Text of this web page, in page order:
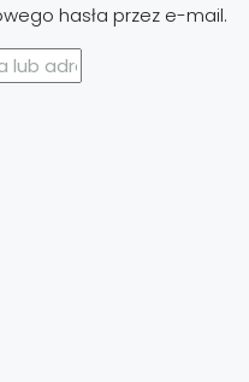
hasła przez e-mail.